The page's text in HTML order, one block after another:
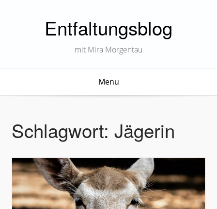
Entfaltungsblog
mit Mira Morgentau
Menu
Schlagwort: Jägerin